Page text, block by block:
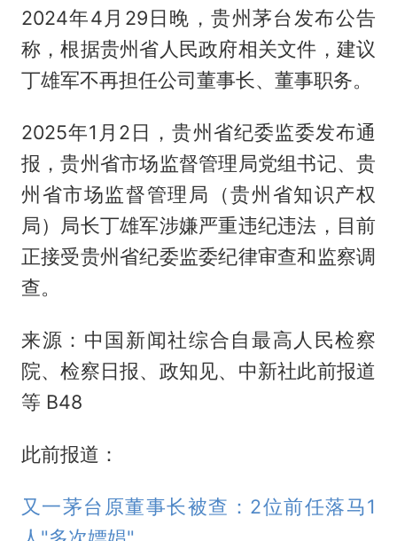
2024年4月29日晚，贵州茅台发布公告
称，根据贵州省人民政府相关文件，建议
丁雄军不再担任公司董事长、董事职务。
2025年1月2日，贵州省纪委监委发布通
报，贵州省市场监督管理局党组书记、贵
州省市场监督管理局（贵州省知识产权
局）局长丁雄军涉嫌严重违纪违法，目前
正接受贵州省纪委监委纪律审查和监察调
查。
来源：中国新闻社综合自最高人民检察
院、检察日报、政知见、中新社此前报道
等 B48
此前报道：
又一茅台原董事长被查：2位前任落马1